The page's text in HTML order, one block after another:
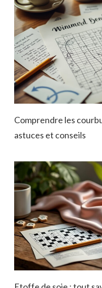
Comprendre les
astuces et conseils